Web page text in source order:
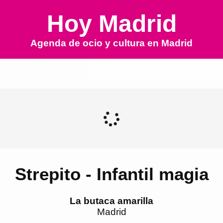
Hoy Madrid
Agenda de ocio y cultura en Madrid
Strepito - Infantil magia
La butaca amarilla
Madrid